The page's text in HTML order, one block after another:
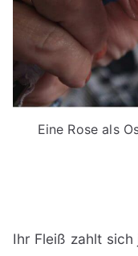
Eine Rose als
Ihr Fleiß zahlt